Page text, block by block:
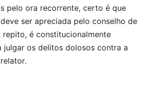
pelo ora recorrente, certo é que
ser apreciada pelo conselho de
repito, é constitucionalmente
julgar os delitos dolosos contra a